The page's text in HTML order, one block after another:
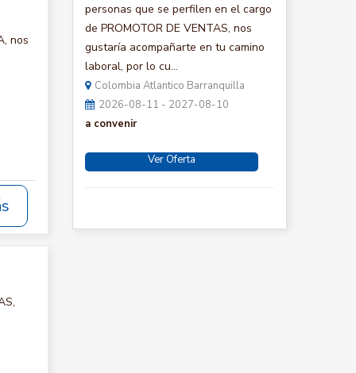
nos
personas que se perfilen en el cargo
de PROMOTOR DE VENTAS, nos
gustaría acompañarte en tu camino
laboral, por lo cu...
Colombia Atlantico Barranquilla
2026-08-11 - 2027-08-10
a convenir
Ver Oferta